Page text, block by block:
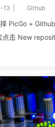
13 Github
PicGo +
创建好后，获取
：waimao8/image （你
般是master （默认建议这